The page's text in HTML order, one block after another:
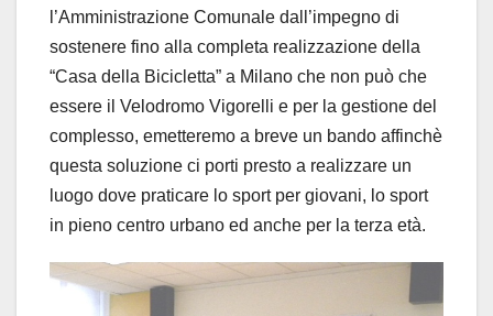
l’Amministrazione Comunale dall’impegno di
sostenere fino alla completa realizzazione della
“Casa della Bicicletta” a Milano che non può che
essere il Velodromo Vigorelli e per la gestione del
complesso, emetteremo a breve un bando affinchè
questa soluzione ci porti presto a realizzare un
luogo dove praticare lo sport per giovani, lo sport
in pieno centro urbano ed anche per la terza età.